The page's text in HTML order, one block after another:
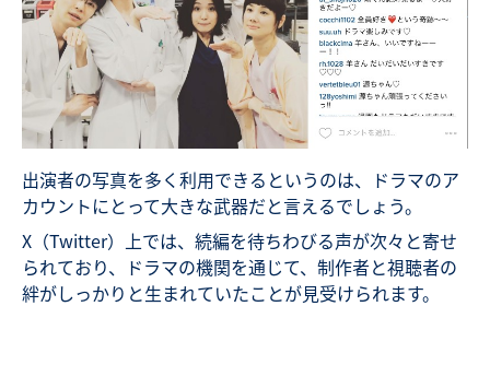
出演者の写真を多く利用できるというのは、ドラマのア
カウントにとって大きな武器だと言えるでしょう。
X（Twitter）上では、続編を待ちわびる声が次々と寄せ
られており、ドラマの機関を通じて、制作者と視聴者の
絆がしっかりと生まれていたことが見受けられます。